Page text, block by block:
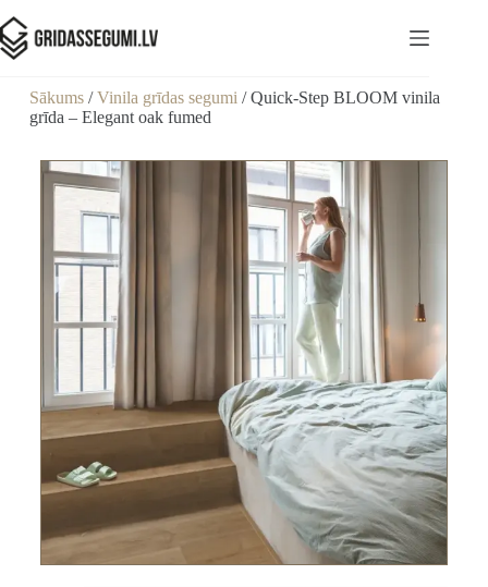
Sākums/Vinila grīdas segumi / Quick-Step BLOOM vinila
grīda – Elegant oak fumed